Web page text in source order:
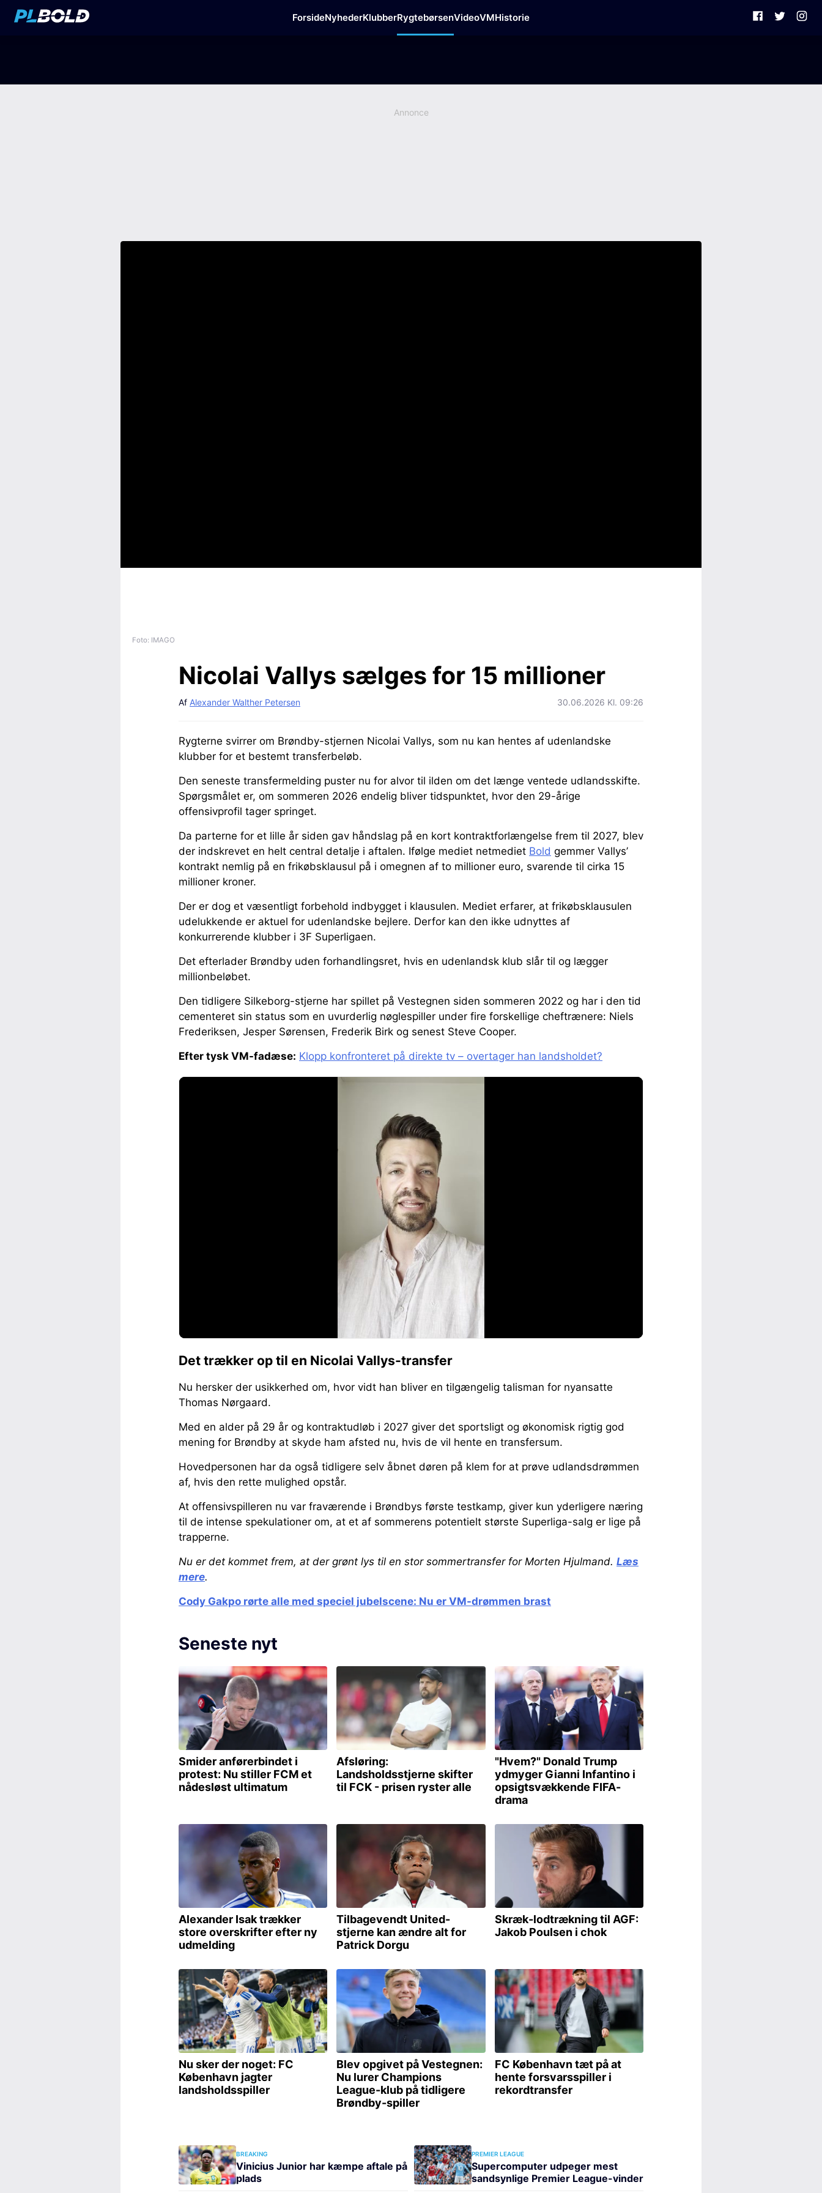
ForsideNyhederKlubberRygtebørsenVideoVMHistorie
Annonce
Foto: IMAGO
Nicolai Vallys sælges for 15 millioner
Af Alexander Walther Petersen 30.06.2026 Kl. 09:26
Rygterne svirrer om Brøndby-stjernen Nicolai Vallys, som nu kan hentes af udenlandske
klubber for et bestemt transferbeløb.
Den seneste transfermelding puster nu for alvor til ilden om det længe ventede udlandsskifte.
Spørgsmålet er, om sommeren 2026 endelig bliver tidspunktet, hvor den 29-årige
offensivprofil tager springet.
Da parterne for et lille år siden gav håndslag på en kort kontraktforlængelse frem til 2027, blev
der indskrevet en helt central detalje i aftalen. Ifølge mediet netmediet Bold gemmer Vallys’
kontrakt nemlig på en frikøbsklausul på i omegnen af to millioner euro, svarende til cirka 15
millioner kroner.
Der er dog et væsentligt forbehold indbygget i klausulen. Mediet erfarer, at frikøbsklausulen
udelukkende er aktuel for udenlandske bejlere. Derfor kan den ikke udnyttes af
konkurrerende klubber i 3F Superligaen.
Det efterlader Brøndby uden forhandlingsret, hvis en udenlandsk klub slår til og lægger
millionbeløbet.
Den tidligere Silkeborg-stjerne har spillet på Vestegnen siden sommeren 2022 og har i den tid
cementeret sin status som en uvurderlig nøglespiller under fire forskellige cheftrænere: Niels
Frederiksen, Jesper Sørensen, Frederik Birk og senest Steve Cooper.
Efter tysk VM-fadæse: Klopp konfronteret på direkte tv – overtager han landsholdet?
Det trækker op til en Nicolai Vallys-transfer
Nu hersker der usikkerhed om, hvor vidt han bliver en tilgængelig talisman for nyansatte
Thomas Nørgaard.
Med en alder på 29 år og kontraktudløb i 2027 giver det sportsligt og økonomisk rigtig god
mening for Brøndby at skyde ham afsted nu, hvis de vil hente en transfersum.
Hovedpersonen har da også tidligere selv åbnet døren på klem for at prøve udlandsdrømmen
af, hvis den rette mulighed opstår.
At offensivspilleren nu var fraværende i Brøndbys første testkamp, giver kun yderligere næring
til de intense spekulationer om, at et af sommerens potentielt største Superliga-salg er lige på
trapperne.
Nu er det kommet frem, at der grønt lys til en stor sommertransfer for Morten Hjulmand. Læs
mere.
Cody Gakpo rørte alle med speciel jubelscene: Nu er VM-drømmen brast
Seneste nyt
BREAKING
Vinicius Junior har kæmpe aftale på
plads
PREMIER LEAGUE
Supercomputer udpeger mest
sandsynlige Premier League-vinder